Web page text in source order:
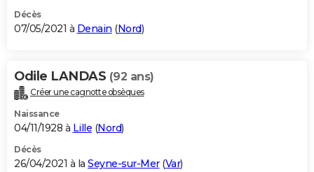
Décès
07/05/2021 à Denain (Nord)
Odile LANDAS (92 ans)
Créer une cagnotte obsèques
Naissance
04/11/1928 à Lille (Nord)
Décès
26/04/2021 à la Seyne-sur-Mer(Var)